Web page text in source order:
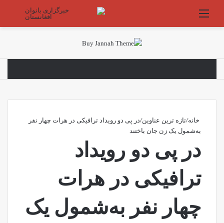
منو
خانه/تازه ترین عناوین/در پی دو رویداد ترافیکی در هرات چهار نفر
به‌شمول یک زن جان باختند
در پی دو رویداد
ترافیکی در هرات
چهار نفر به‌شمول یک